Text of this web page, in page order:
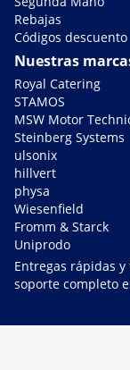
Rebajas
Códigos descuento
Nuestras
Royal Catering
STAMOS
MSW Motor
Steinberg Systems
ulsonix
hillvert
physa
Wiesenfield
Fromm & Starck
Uniprodo
Entregas rápidas
soporte completo